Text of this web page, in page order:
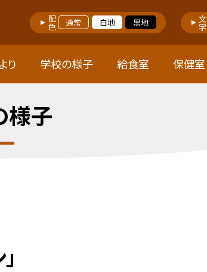
配色 通常 白地 黒地 文字
り 学校の様子 給食室 保健室
様子